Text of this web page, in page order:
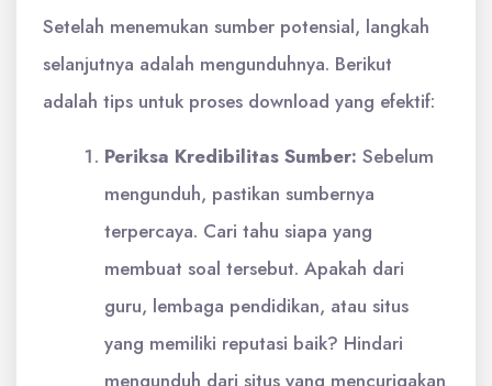
Setelah menemukan sumber potensial, langkah
selanjutnya adalah mengunduhnya. Berikut
adalah tips untuk proses download yang efektif:
Periksa Kredibilitas Sumber: Sebelum
mengunduh, pastikan sumbernya
terpercaya. Cari tahu siapa yang
membuat soal tersebut. Apakah dari
guru, lembaga pendidikan, atau situs
yang memiliki reputasi baik? Hindari
mengunduh dari situs yang mencurigakan